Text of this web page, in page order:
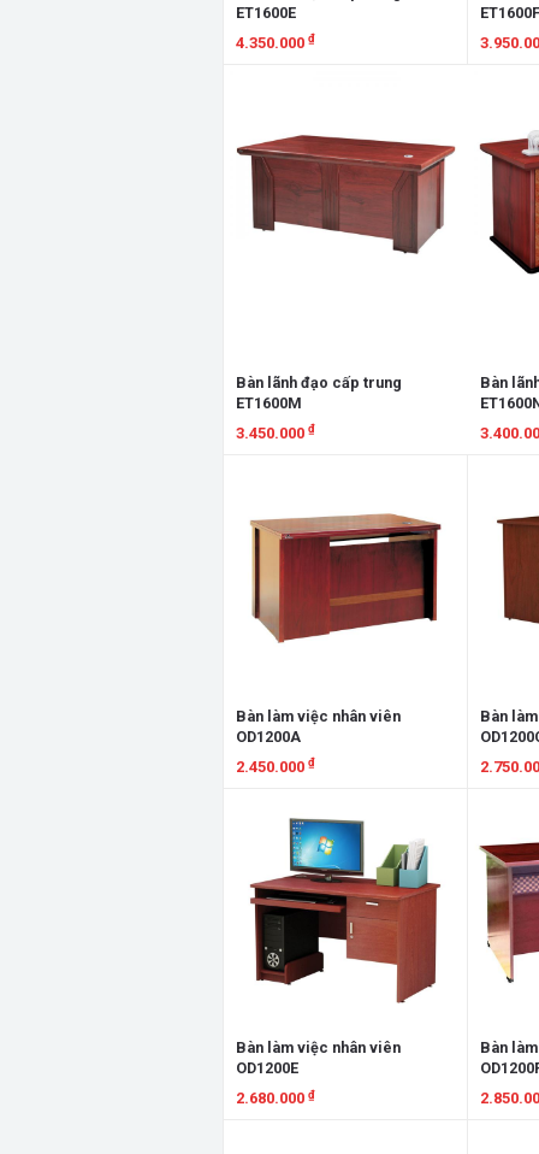
ET1600E
4.350.000 ₫
ET1600F
Bàn lãnh đạo cấp trung
ET1600M
3.450.000 ₫
Bàn
Bàn làm việc nhân viên
OD1200A
2.450.000 ₫
Bàn
Bàn làm việc nhân viên
OD1200E
2.680.000 ₫
Bàn